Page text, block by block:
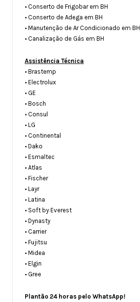
• Conserto de Frigobar em BH
• Conserto de Adega em BH
• Manutenção de Ar Condicionado em BH
• Canalização de Gás em BH
Assistência Técnica
• Brastemp
• Electrolux
• GE
• Bosch
• Consul
• LG
• Continental
• Dako
• Esmaltec
• Atlas
• Fischer
• Layr
• Latina
• Soft by Everest
• Dynasty
• Carrier
• Fujitsu
• Midea
• Elgin
• Gree
Plantão 24 horas pelo WhatsApp!